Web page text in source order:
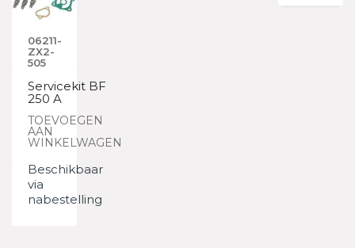
06211-
ZX2-
505
Servicekit BF
250 A
TOEVOEGEN
AAN
WINKELWAGEN
Beschikbaar
via
nabestelling